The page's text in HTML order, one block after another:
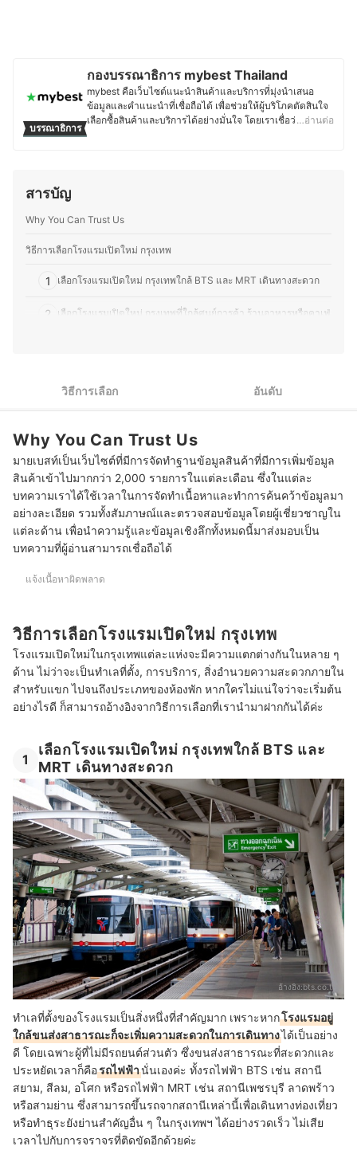
บรรณาธิการ
กองบรรณาธิการ mybest Thailand
mybest คือเว็บไซต์แนะนำสินค้าและบริการที่มุ่งนำเสนอ
ข้อมูลและคำแนะนำที่เชื่อถือได้ เพื่อช่วยให้ผู้บริโภคตัดสินใจ
เลือกซื้อสินค้าและบริการได้อย่างมั่นใจ โดยเราเชื่อว่าการ
บรรณาธิการของ mybest ยังให้ความสำคัญกับการเจาะลึกใน
เทียบคุณสมบัติ วิธีการเลือก ไปจนถึงข้อควรรู้ก่อนตัดสินใจซื้อ
หลาย จึงมุ่งนำเสนอคำแนะนำที่กระชับ เข้าใจง่าย และตอบ
ประวัติของ กองบรรณาธิการ mybest Thailand
…อ่านต่อ
สารบัญ
Why You Can Trust Us
วิธีการเลือกโรงแรมเปิดใหม่ กรุงเทพ
1 เลือกโรงแรมเปิดใหม่ กรุงเทพใกล้ BTS และ MRT เดินทางสะดวก
2 เลือกโรงแรมเปิดใหม่ กรุงเทพที่ใกล้ศูนย์การค้า ร้านอาหารหรือคาเฟ่
10 โรงแรมเปิดใหม่ กรุงเทพ รวมที่พักใหม่ ย่านใจกลาง
บทส่งท้าย
วิธีการเลือก อันดับ
Why You Can Trust Us
มายเบสท์เป็นเว็บไซต์ที่มีการจัดทำฐานข้อมูลสินค้าที่มีการเพิ่มข้อมูล
สินค้าเข้าไปมากกว่า 2,000 รายการในแต่ละเดือน ซึ่งในแต่ละ
บทความเราได้ใช้เวลาในการจัดทำเนื้อหาและทำการค้นคว้าข้อมูลมา
อย่างละเอียด รวมทั้งสัมภาษณ์และตรวจสอบข้อมูลโดยผู้เชี่ยวชาญใน
แต่ละด้าน เพื่อนำความรู้และข้อมูลเชิงลึกทั้งหมดนี้มาส่งมอบเป็น
บทความที่ผู้อ่านสามารถเชื่อถือได้
แจ้งเนื้อหาผิดพลาด
วิธีการเลือกโรงแรมเปิดใหม่ กรุงเทพ
โรงแรมเปิดใหม่ในกรุงเทพแต่ละแห่งจะมีความแตกต่างกันในหลาย ๆ
ด้าน ไม่ว่าจะเป็นทำเลที่ตั้ง, การบริการ, สิ่งอำนวยความสะดวกภายใน
สำหรับแขก ไปจนถึงประเภทของห้องพัก หากใครไม่แน่ใจว่าจะเริ่มต้น
อย่างไรดี ก็สามารถอ้างอิงจากวิธีการเลือกที่เรานำมาฝากกันได้ค่ะ
1
เลือกโรงแรมเปิดใหม่ กรุงเทพใกล้ BTS และ
MRT เดินทางสะดวก
อ้างอิง:bts.co.th
ทำเลที่ตั้งของโรงแรมเป็นสิ่งหนึ่งที่สำคัญมาก เพราะหากโรงแรมอยู่
ใกล้ขนส่งสาธารณะก็จะเพิ่มความสะดวกในการเดินทางได้เป็นอย่าง
ดี โดยเฉพาะผู้ที่ไม่มีรถยนต์ส่วนตัว ซึ่งขนส่งสาธารณะที่สะดวกและ
ประหยัดเวลาก็คือรถไฟฟ้านั่นเองค่ะ ทั้งรถไฟฟ้า BTS เช่น สถานี
สยาม, สีลม, อโศก หรือรถไฟฟ้า MRT เช่น สถานีเพชรบุรี ลาดพร้าว
หรือสามย่าน ซึ่งสามารถขึ้นรถจากสถานีเหล่านี้เพื่อเดินทางท่องเที่ยว
หรือทำธุระยังย่านสำคัญอื่น ๆ ในกรุงเทพฯ ได้อย่างรวดเร็ว ไม่เสีย
เวลาไปกับการจราจรที่ติดขัดอีกด้วยค่ะ